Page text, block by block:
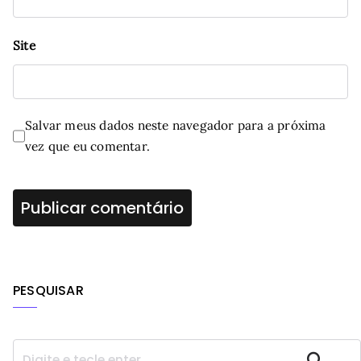
Site
Salvar meus dados neste navegador para a próxima
vez que eu comentar.
PESQUISAR
P